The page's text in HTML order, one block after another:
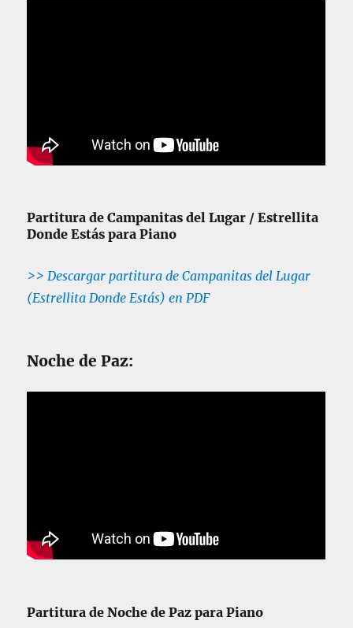
Partitura de Campanitas del Lugar / Estrellita
Donde Estás para Piano
>> Descargar partitura de Campanitas del Lugar
(Estrellita Donde Estás) en PDF
Noche de Paz:
Partitura de Noche de Paz para Piano